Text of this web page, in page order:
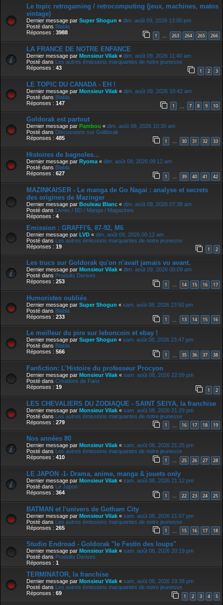
Le topic retrogaming / retrocomputing (jeux, machines, matos
vintage)
Dernier message par Super Shogun « dim. août 09, 2026 13:00 pm
Posté dans Blabla
Réponses : 3988 1 … 263 264 265 266
LA FRANCE DE NOTRE ENFANCE
Dernier message par Monsieur Vilak « dim. août 09, 2026 11:40 am
Posté dans Les autres émissions marquantes de notre jeunesse
Réponses : 43 1 2 3
LE TOPIC DU CANADA - EH !
Dernier message par Monsieur Vilak « dim. août 09, 2026 10:42 am
Posté dans Blabla
Réponses : 147 1 7 8 9 10
Goldorak est partout
Dernier message par Pambou « dim. août 09, 2026 10:30 am
Posté dans Discussions sur Goldorak
Réponses : 485 1 … 30 31 32 33
Histoires de bagnoles...
Dernier message par Ryoma « dim. août 09, 2026 09:12 am
Posté dans Blabla
Réponses : 627 1 39 40 41 42
MAZINKAISER - Le manga de Go Nagai : analyse et secrets
des origines de Mazinger
Dernier message par Bouleau Blanc « dim. août 09, 2026 07:38 am
Posté dans Livres / BD / Manga / Magazines
Réponses : 4
Emission : GRAFFI'6, 87-92, M6
Dernier message par LVD « dim. août 09, 2026 00:12 am
Posté dans Les autres émissions marquantes de notre jeunesse
Réponses : 19 1 2
Les trucs sur Goldorak qu'on n'avait jamais vu avant.
Dernier message par Monsieur Vilak « dim. août 09, 2026 00:09 am
Posté dans Produits Derives
Réponses : 253 1 … 14 15 16 17
Humoristes oubliés
Dernier message par Super Shogun « sam. août 08, 2026 23:50 pm
Posté dans Blabla
Réponses : 233 1 13 14 15 16
Le meilleur du pire sur leboncoin et ebay !
Dernier message par Super Shogun « sam. août 08, 2026 23:47 pm
Posté dans Blabla
Réponses : 566 1 35 36 37 38
Fanfiction: L’Histoire du professeur Procyon
Dernier message par Monsieur Vilak « sam. août 08, 2026 22:09 pm
Posté dans Creations de Fans
Réponses : 19 1 2
LES CHEVALIERS DU ZODIAQUE - SAINT SEIYA, la franchise
Dernier message par Monsieur Vilak « sam. août 08, 2026 21:29 pm
Posté dans Les autres émissions marquantes de notre jeunesse
Réponses : 279 1 16 17 18 19
Nos années 80
Dernier message par Monsieur Vilak « sam. août 08, 2026 21:25 pm
Posté dans
Les autres émissions marquantes de notre jeunesse
Réponses : 410 1 … 25 26 27 28
LE JAPON -1- Drama, anime, manga & jouets only
Dernier message par Monsieur Vilak « sam. août 08, 2026 21:12 pm
Posté dans Le Japon :
Réponses : 364 1 … 22 23 24 25
BATMAN et l'univers de Gotham City
Dernier message par Monsieur Vilak « sam. août 08, 2026 21:07 pm
Posté dans Les autres émissions marquantes de notre jeunesse
Réponses : 265 1 15 16 17 18
Studio Endroad - Goldorak "le Festin des loups"
Dernier message par Monsieur Vilak « sam. août 08, 2026 20:19 pm
Posté dans Produits Derives
Réponses : 1
TERMINATOR, la franchise
Dernier message par Monsieur Vilak « sam. août 08, 2026 19:38 pm
Posté dans
Les autres émissions marquantes de notre jeunesse
Réponses : 69 1 2 3 4 5